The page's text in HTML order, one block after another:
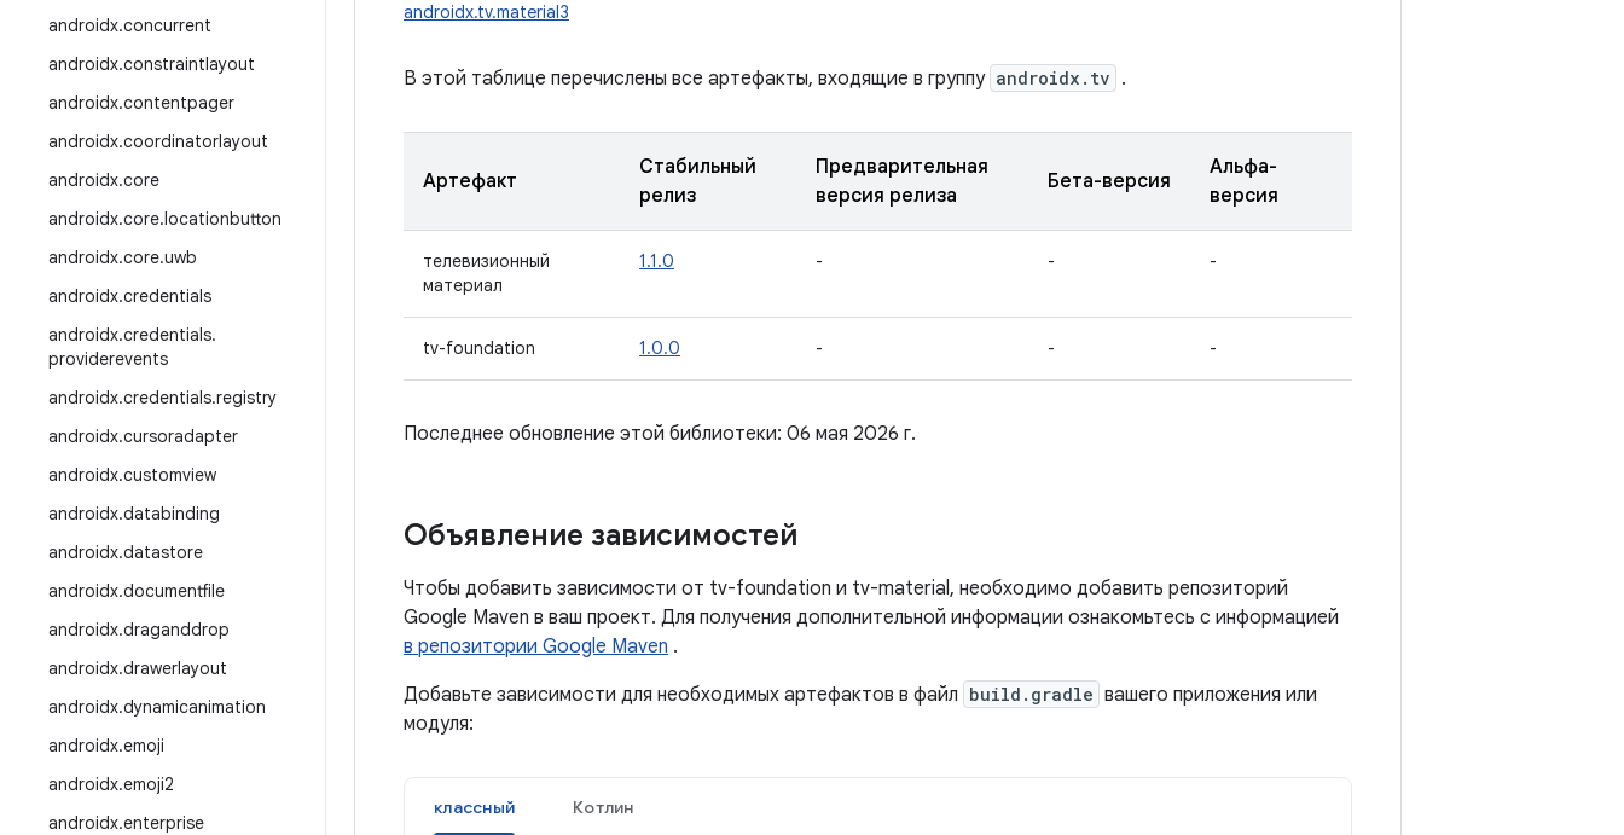
androidx.concurrent
androidx.constraintlayout
androidx.contentpager
androidx.coordinatorlayout
androidx.core
androidx.core.locationbutton
androidx.core.uwb
androidx.credentials
androidx.credentials.
providerevents
androidx.credentials.registry
androidx.cursoradapter
androidx.customview
androidx.databinding
androidx.datastore
androidx.documentfile
androidx.draganddrop
androidx.drawerlayout
androidx.dynamicanimation
androidx.emoji
androidx.emoji2
androidx.enterprise
androidx.tv.material3
В этой таблице перечислены все артефакты, входящие в группу androidx.tv .
Артефакт
Стабильный
релиз
Предварительная
версия релиза
Бета-версия
Альфа-
версия
телевизионный
материал
1.1.0 - - -
tv-foundation 1.0.0 - - -
Последнее обновление этой библиотеки: 06 мая 2026 г.
Объявление зависимостей
Чтобы добавить зависимости от tv-foundation и tv-material, необходимо добавить репозиторий
Google Maven в ваш проект. Для получения дополнительной информации ознакомьтесь с информацией
в репозитории Google Maven .
Добавьте зависимости для необходимых артефактов в файл build.gradle вашего приложения или
модуля:
классный Котлин